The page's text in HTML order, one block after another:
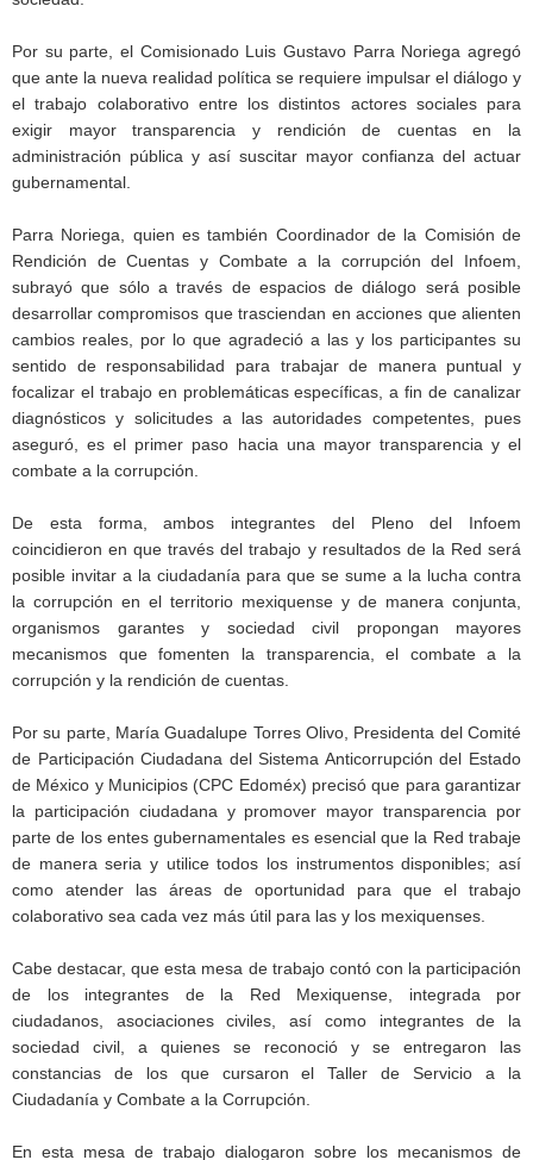
Por su parte, el Comisionado Luis Gustavo Parra Noriega agregó
que ante la nueva realidad política se requiere impulsar el diálogo y
el trabajo colaborativo entre los distintos actores sociales para
exigir mayor transparencia y rendición de cuentas en la
administración pública y así suscitar mayor confianza del actuar
gubernamental.
Parra Noriega, quien es también Coordinador de la Comisión de
Rendición de Cuentas y Combate a la corrupción del Infoem,
subrayó que sólo a través de espacios de diálogo será posible
desarrollar compromisos que trasciendan en acciones que alienten
cambios reales, por lo que agradeció a las y los participantes su
sentido de responsabilidad para trabajar de manera puntual y
focalizar el trabajo en problemáticas específicas, a fin de canalizar
diagnósticos y solicitudes a las autoridades competentes, pues
aseguró, es el primer paso hacia una mayor transparencia y el
combate a la corrupción.
De esta forma, ambos integrantes del Pleno del Infoem
coincidieron en que través del trabajo y resultados de la Red será
posible invitar a la ciudadanía para que se sume a la lucha contra
la corrupción en el territorio mexiquense y de manera conjunta,
organismos garantes y sociedad civil propongan mayores
mecanismos que fomenten la transparencia, el combate a la
corrupción y la rendición de cuentas.
Por su parte, María Guadalupe Torres Olivo, Presidenta del Comité
de Participación Ciudadana del Sistema Anticorrupción del Estado
de México y Municipios (CPC Edoméx) precisó que para garantizar
la participación ciudadana y promover mayor transparencia por
parte de los entes gubernamentales es esencial que la Red trabaje
de manera seria y utilice todos los instrumentos disponibles; así
como atender las áreas de oportunidad para que el trabajo
colaborativo sea cada vez más útil para las y los mexiquenses.
Cabe destacar, que esta mesa de trabajo contó con la participación
de los integrantes de la Red Mexiquense, integrada por
ciudadanos, asociaciones civiles, así como integrantes de la
sociedad civil, a quienes se reconoció y se entregaron las
constancias de los que cursaron el Taller de Servicio a la
Ciudadanía y Combate a la Corrupción.
En esta mesa de trabajo dialogaron sobre los mecanismos de